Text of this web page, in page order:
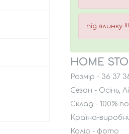
під ялинку
HOME
Розмір - 36 37
Сезон - Осінь,
Склад - 100%
Країна-
Колір - фото